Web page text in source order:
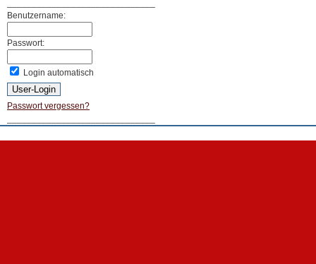
Benutzername:
Passwort:
Login automatisch
Passwort vergessen?